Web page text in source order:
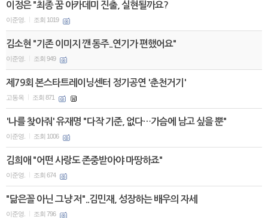
이정은 "최종 꿈 아카데미 진출, 실현될까요?
이준영. 조회 1019
김소현 "기존 이미지 깬 동주..연기가 편했어요"
이준영. 조회 949
제79회 본스타트레이닝센터 정기공연 '춘천거기'
고동옥 조회 871
'나를 찾아줘' 유재명 "다작 기준, 없다…가슴에 남고 싶을 뿐"
이준영. 조회 1006
김희애 "어떤 사랑도 존중받아야 마땅하죠"
이준영. 조회 674
"닮은꼴 아닌 그냥 저"..김민재, 성장하는 배우의 자세
이준영. 조회 796